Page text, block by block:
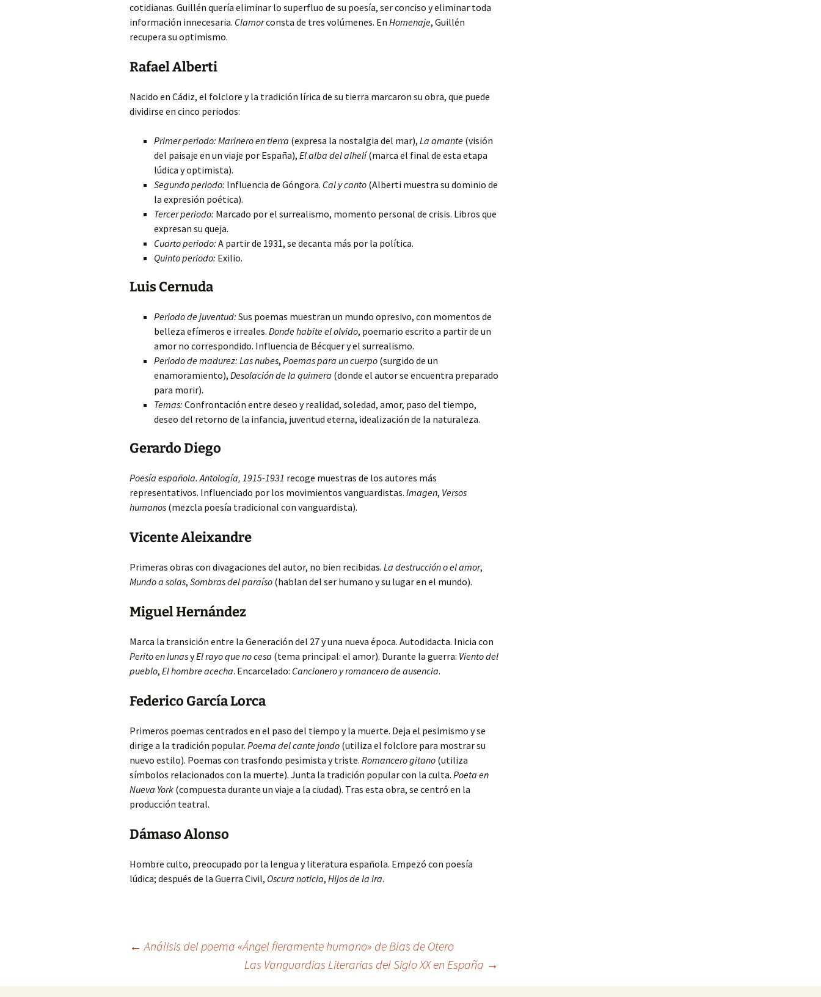
cotidianas. Guillén quería eliminar lo superfluo de su poesía, ser conciso y eliminar toda
información innecesaria. Clamorconsta de tres volúmenes. En Homenaje, Guillén
recupera su optimismo.
Rafael Alberti
Nacido en Cádiz, el folclore y la tradición lírica de su tierra marcaron su obra, que puede
dividirse en cinco periodos:
Primer periodo: Marinero en tierra (expresa la nostalgia del mar), La amante (visión
del paisaje en un viaje por España), El alba del alhelí(marca el final de esta etapa
lúdica y optimista).
Segundo periodo: Influencia de Góngora. Cal y canto (Alberti muestra su dominio de
la expresión poética).
Tercer periodo: Marcado por el surrealismo, momento personal de crisis. Libros que
expresan su queja.
Cuarto periodo: A partir de 1931, se decanta más por la política.
Quinto periodo: Exilio.
Luis Cernuda
Periodo de juventud: Sus poemas muestran un mundo opresivo, con momentos de
belleza efímeros e irreales. Donde habite el olvido, poemario escrito a partir de un
amor no correspondido. Influencia de Bécquer y el surrealismo.
Periodo de madurez: Las nubes, Poemas para un cuerpo (surgido de un
enamoramiento), Desolación de la quimera (donde el autor se encuentra preparado
para morir).
Temas: Confrontación entre deseo y realidad, soledad, amor, paso del tiempo,
deseo del retorno de la infancia, juventud eterna, idealización de la naturaleza.
Gerardo Diego
Poesía española. Antología, 1915-1931 recoge muestras de los autores más
representativos. Influenciado por los movimientos vanguardistas. Imagen, Versos
humanos (mezcla poesía tradicional con vanguardista).
Vicente Aleixandre
Primeras obras con divagaciones del autor, no bien recibidas. La destrucción o el amor,
Mundo a solas, Sombras del paraíso (hablan del ser humano y su lugar en el mundo).
Miguel Hernández
Marca la transición entre la Generación del 27 y una nueva época. Autodidacta. Inicia con
Perito en lunasyEl rayo que no cesa (tema principal: el amor). Durante la guerra: Viento del
pueblo, El hombre acecha. Encarcelado: Cancionero y romancero de ausencia.
Federico García Lorca
Primeros poemas centrados en el paso del tiempo y la muerte. Deja el pesimismo y se
dirige a la tradición popular. Poema del cante jondo (utiliza el folclore para mostrar su
nuevo estilo). Poemas con trasfondo pesimista y triste. Romancero gitano (utiliza
símbolos relacionados con la muerte). Junta la tradición popular con la culta. Poeta en
Nueva York (compuesta durante un viaje a la ciudad). Tras esta obra, se centró en la
producción teatral.
Dámaso Alonso
Hombre culto, preocupado por la lengua y literatura española. Empezó con poesía
lúdica; después de la Guerra Civil, Oscura noticia, Hijos de la ira.
Navegación
← Análisis del poema «Ángel fieramente humano» de Blas de Otero
Las Vanguardias Literarias del Siglo XX en España →